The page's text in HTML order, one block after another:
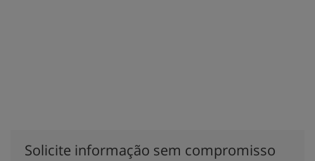
Solicite informação sem compromisso